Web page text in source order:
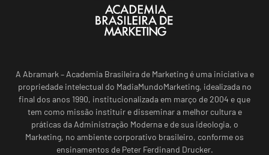
A Abramark – Academia Brasileira de Marketing é uma iniciativa e
propriedade intelectual do MadiaMundoMarketing, idealizada no
final dos anos 1990, institucionalizada em março de 2004 e que
tem como missão instituir e disseminar a melhor cultura e
práticas da Administração Moderna e de sua ideologia, o
Marketing, no ambiente corporativo brasileiro, conforme os
ensinamentos de Peter Ferdinand Drucker.